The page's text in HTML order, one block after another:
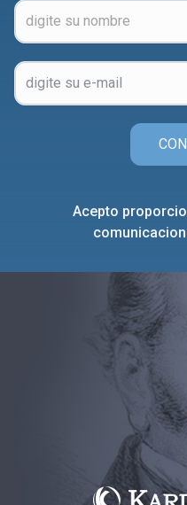
Acepto